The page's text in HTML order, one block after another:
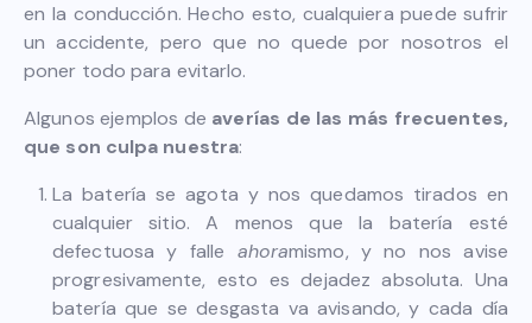
en la conducción. Hecho esto, cualquiera puede sufrir
un accidente, pero que no quede por nosotros el
poner todo para evitarlo.
Algunos ejemplos de averías de las más frecuentes,
que son culpa nuestra:
La batería se agota y nos quedamos tirados en
cualquier sitio. A menos que la batería esté
defectuosa y falle ahoramismo, y no nos avise
progresivamente, esto es dejadez absoluta. Una
batería que se desgasta va avisando, y cada día